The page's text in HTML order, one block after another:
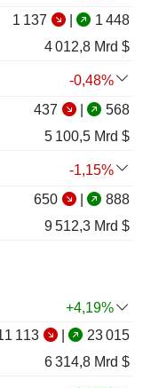
1 137
1 448
4 012,8 Mrd $
-0,48%
437
568
5 100,5 Mrd $
-1,15%
650
888
9 512,3 Mrd $
+4,19%
113
23 015
6 314,8 Mrd $